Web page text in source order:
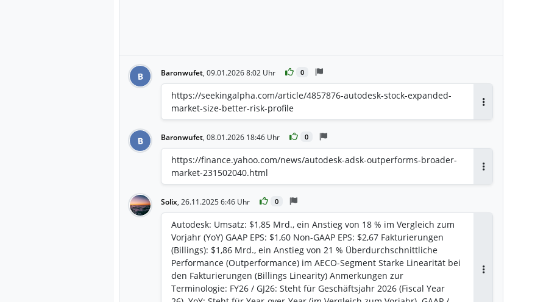
B Baronwufet, 09.01.2026 8:02 Uhr 0
https://seekingalpha.com/article/4857876-autodesk-stock-expanded-
market-size-better-risk-profile
B Baronwufet, 08.01.2026 18:46 Uhr 0
https://finance.yahoo.com/news/autodesk-adsk-outperforms-broader-
market-231502040.html
Solix, 26.11.2025 6:46 Uhr 0
Autodesk: Umsatz: $1,85 Mrd., ein Anstieg von 18 % im Vergleich zum
Vorjahr (YoY) GAAP EPS: $1,60 Non-GAAP EPS: $2,67 Fakturierungen
(Billings): $1,86 Mrd., ein Anstieg von 21 % Überdurchschnittliche
Performance (Outperformance) im AECO-Segment Starke Linearität bei
den Fakturierungen (Billings Linearity) Anmerkungen zur
Terminologie: FY26 / GJ26: Steht für Geschäftsjahr 2026 (Fiscal Year